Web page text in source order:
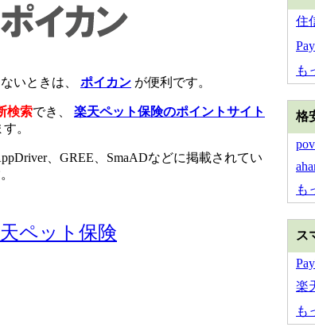
いときは、 ポイカン が便利です。
検索でき、 楽天ペット保険のポイントサイト
。
、GREE、SmaADなどに掲載されてい
ペット保険
住
も
格
も
ス
楽
も